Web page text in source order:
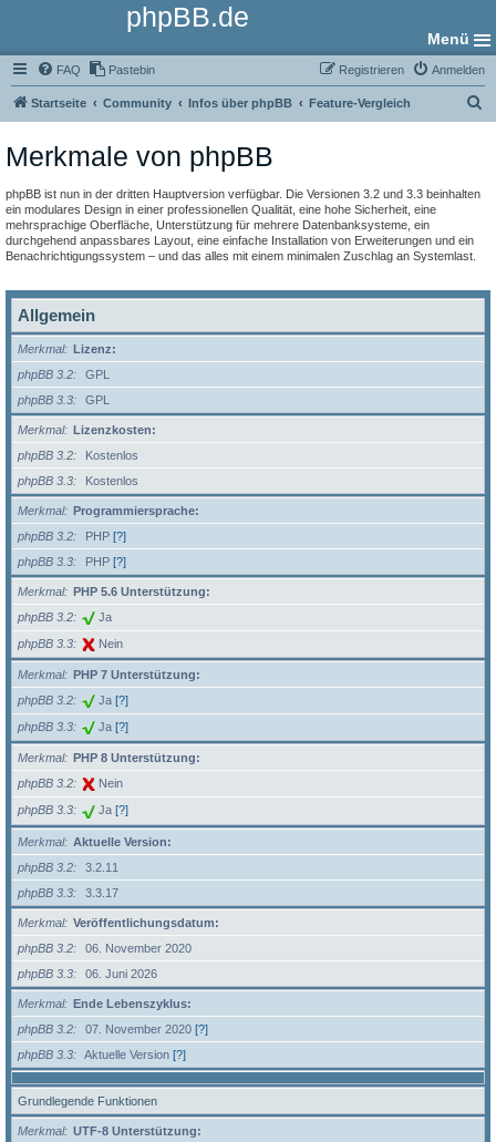
phpBB.de
Menü
FAQ Pastebin Anmelden
Registrieren
Startseite Community Infos über phpBB Feature-Vergleich
Merkmale von phpBB
phpBB ist nun in der dritten Hauptversion verfügbar. Die Versionen 3.2 und 3.3 beinhalten
ein modulares Design in einer professionellen Qualität, eine hohe Sicherheit, eine
mehrsprachige Oberfläche, Unterstützung für mehrere Datenbanksysteme, ein
durchgehend anpassbares Layout, eine einfache Installation von Erweiterungen und ein
Benachrichtigungssystem – und das alles mit einem minimalen Zuschlag an Systemlast.
Allgemein
Merkmal
Lizenz:
phpBB 3.2
GPL
phpBB 3.3
GPL
Merkmal
Lizenzkosten:
phpBB 3.2
Kostenlos
phpBB 3.3
Kostenlos
Merkmal
Programmiersprache:
phpBB 3.2
PHP [?]
phpBB 3.3
PHP [?]
Merkmal
PHP 5.6 Unterstützung:
phpBB 3.2
Ja
phpBB 3.3 Nein
Merkmal
PHP 7 Unterstützung:
phpBB 3.2
Ja [?]
phpBB 3.3 Ja [?]
Merkmal
PHP 8 Unterstützung:
phpBB 3.2
Nein
phpBB 3.3 Ja [?]
Merkmal
Aktuelle Version:
phpBB 3.2
3.2.11
phpBB 3.3
3.3.17
Merkmal
Veröffentlichungsdatum:
phpBB 3.2
06. November 2020
phpBB 3.3
06. Juni 2026
Merkmal
Ende Lebenszyklus:
phpBB 3.2
07. November 2020 [?]
phpBB 3.3
Aktuelle Version [?]
Grundlegende Funktionen
Merkmal
UTF-8 Unterstützung: